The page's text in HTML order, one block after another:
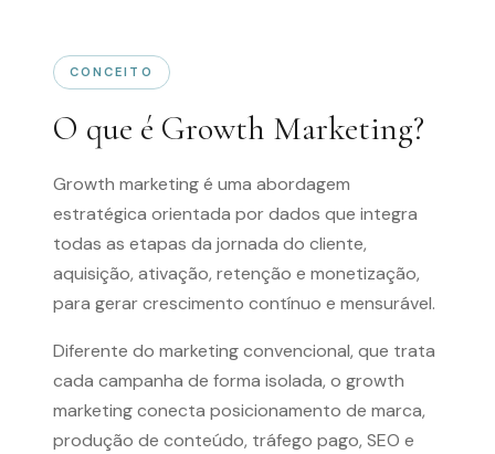
CONCEITO
O que é Growth Marketing?
Growth marketing é uma abordagem
estratégica orientada por dados que integra
todas as etapas da jornada do cliente,
aquisição, ativação, retenção e monetização,
para gerar crescimento contínuo e mensurável.
Diferente do marketing convencional, que trata
cada campanha de forma isolada, o growth
marketing conecta posicionamento de marca,
produção de conteúdo, tráfego pago, SEO e